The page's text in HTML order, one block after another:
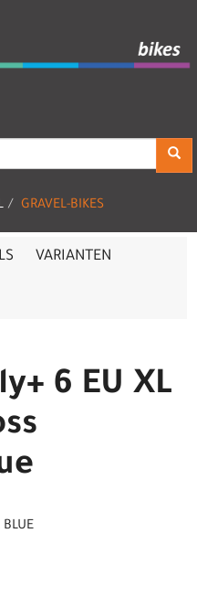
GRAVEL-BIKES
VARIANTEN
6 EU XL